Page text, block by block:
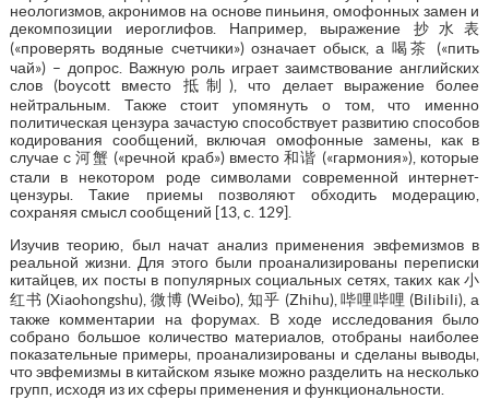
неологизмов, акронимов на основе пиньиня, омофонных замен и
декомпозиции иероглифов. Например, выражение 抄水表
(«проверять водяные счетчики») означает обыск, а 喝茶 («пить
чай») – допрос. Важную роль играет заимствование английских
слов (boycott вместо 抵制), что делает выражение более
нейтральным. Также стоит упомянуть о том, что именно
политическая цензура зачастую способствует развитию способов
кодирования сообщений, включая омофонные замены, как в
случае с 河蟹 («речной краб») вместо 和谐 («гармония»), которые
стали в некотором роде символами современной интернет-
цензуры. Такие приемы позволяют обходить модерацию,
сохраняя смысл сообщений [13, c. 129].
Изучив теорию, был начат анализ применения эвфемизмов в
реальной жизни. Для этого были проанализированы переписки
китайцев, их посты в популярных социальных сетях, таких как 小
红书 (Xiaohongshu), 微博 (Weibo), 知乎 (Zhihu), 哔哩哔哩 (Bilibili), а
также комментарии на форумах. В ходе исследования было
собрано большое количество материалов, отобраны наиболее
показательные примеры, проанализированы и сделаны выводы,
что эвфемизмы в китайском языке можно разделить на несколько
групп, исходя из их сферы применения и функциональности.